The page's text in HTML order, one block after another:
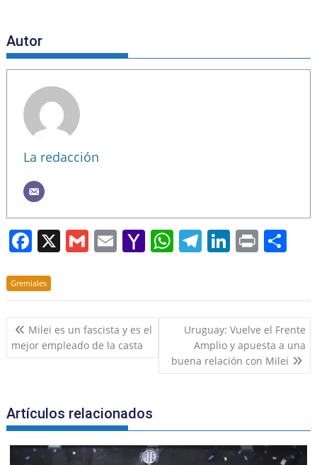
Autor
La redacción
F
c
e
b
o
X G
l
E
l
Y
o
o
M
ai
W
s
A
p
p
T
gr
a
m
Li
e
dI
n
Pr
e
Gremiales
Navegación
de
entradas
Milei es un fascista y es el
mejor empleado de la casta
Uruguay: Vuelve el Frente
Amplio y apuesta a una
buena relación con Milei
Artículos relacionados